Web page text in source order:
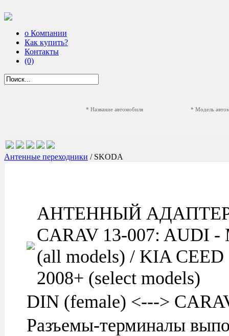
о Компании
Как купить?
Контакты
(0)
* Название автомобиля * Модель
Антенные переходники / SKODA
АНТЕННЫЙ
CARAV 13-007: AUDI -
(all models) / KIA
2008+ (select models)
DIN (female) <--->
Разъемы-терминалы